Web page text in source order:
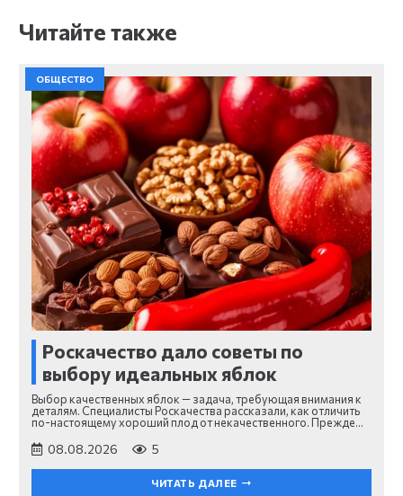
Читайте также
ОБЩЕСТВО
Роскачество дало советы по
выбору идеальных яблок
Выбор качественных яблок — задача, требующая внимания к
деталям. Специалисты Роскачества рассказали, как отличить
по-настоящему хороший плод от некачественного. Прежде…
08.08.2026 5
ЧИТАТЬ ДАЛЕЕ